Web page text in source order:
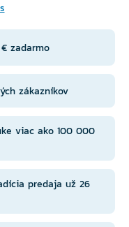
zadarmo
predaja už 26
zákazníkov
viac ako 100 000